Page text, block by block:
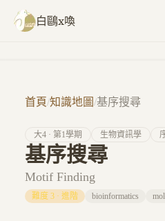
跳至主要內容
白鷗x喚
首頁/知識地圖/基序搜尋
大4 · 第1學期 生物資訊學
基序搜尋
Motif Finding
難度 3 · 進階 bioinformatics